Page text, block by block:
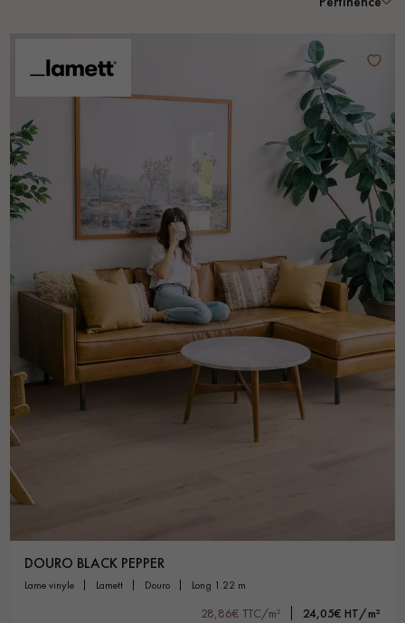
PARQUET FUMÉ
PARQUET EN CHÊNE
ACCESSOIRES PARQUET
Nos conseillers sont disponibles au
0805 82 82 82
VOUS AVEZ UN PROJET ?
Nos experts sont à votre disposition pour vous guider pas à
pas dans le choix et la pose de votre parquet.
DOURO BLACK PEPPER
lame vinyle lamett douro long 1.22 m
28,86€ TTC/m² 24,05€ HT/m²